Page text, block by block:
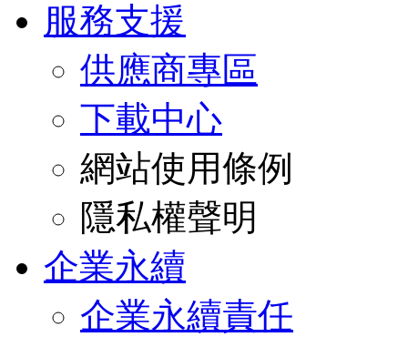
服務支援
供應商專區
下載中心
網站使用條例
隱私權聲明
企業永續
企業永續責任